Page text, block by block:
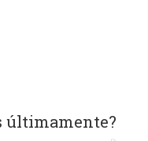
últimamente?